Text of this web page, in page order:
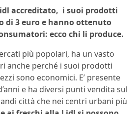
accreditato, i suoi prodotti
di 3 euro e hanno ottenuto
ecco chi li produce.
più popolari, ha un vasto
anche perché i suoi prodotti
sono economici. E’ presente
e ha diversi punti vendita sul
città che nei centri urbani più